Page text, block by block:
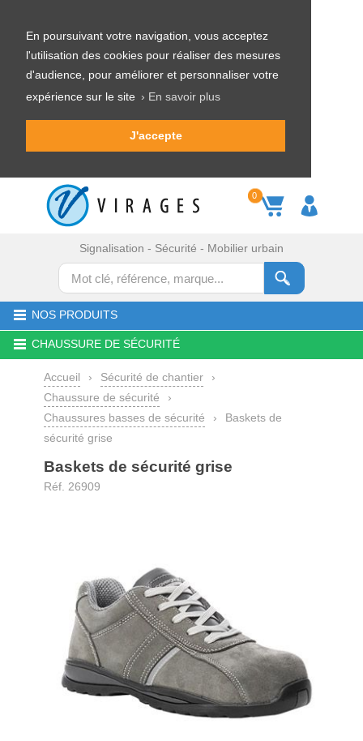
En poursuivant votre navigation, vous acceptez
l'utilisation des cookies pour réaliser des mesures
d'audience, pour améliorer et personnaliser votre
expérience sur le site › En savoir plus
J'accepte
0
Signalisation - Sécurité - Mobilier urbain
NOS PRODUITS
CHAUSSURE DE SÉCURITÉ
Accueil › Sécurité de chantier
›
Chaussure de sécurité
›
Chaussures basses de sécurité
›
Baskets de
sécurité grise
Baskets de sécurité grise
Réf. 26909